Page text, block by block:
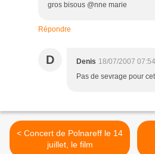
gros bisous @nne marie
Répondre
D Denis 18/07/2007 07:54
Pas de sevrage pour
< Concert de Polnareff le 14
juillet, le film